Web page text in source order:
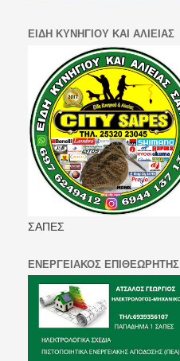
ΕΙΔΗ ΚΥΝΗΓΙΟΥ ΚΑΙ ΑΛΙΕΙΑΣ
ΣΑΠΕΣ
ΕΝΕΡΓΕΙΑΚΟΣ ΕΠΙΘΕΩΡΗΤΗΣ